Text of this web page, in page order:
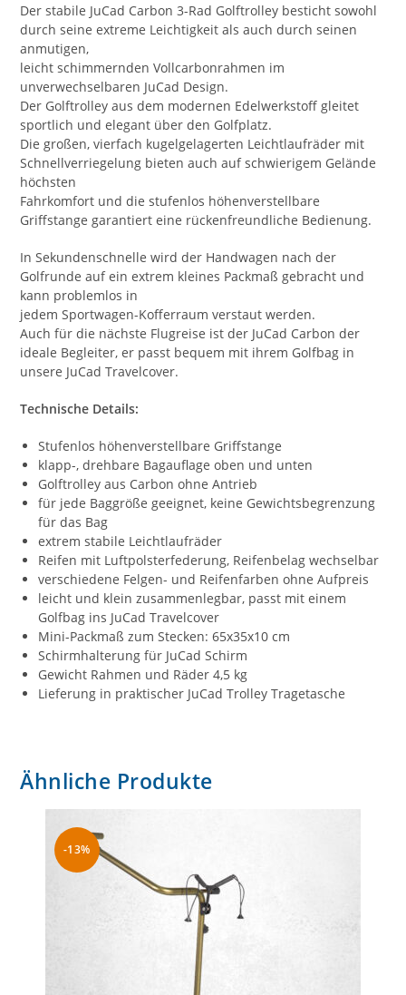
Der stabile JuCad Carbon 3-Rad Golftrolley besticht sowohl
durch seine extreme Leichtigkeit als auch durch seinen
anmutigen,
leicht schimmernden Vollcarbonrahmen im
unverwechselbaren JuCad Design.
Der Golftrolley aus dem modernen Edelwerkstoff gleitet
sportlich und elegant über den Golfplatz.
Die großen, vierfach kugelgelagerten Leichtlaufräder mit
Schnellverriegelung bieten auch auf schwierigem Gelände
höchsten
Fahrkomfort und die stufenlos höhenverstellbare
Griffstange garantiert eine rückenfreundliche Bedienung.
In Sekundenschnelle wird der Handwagen nach der
Golfrunde auf ein extrem kleines Packmaß gebracht und
kann problemlos in
jedem Sportwagen-Kofferraum verstaut werden.
Auch für die nächste Flugreise ist der JuCad Carbon der
ideale Begleiter, er passt bequem mit ihrem Golfbag in
unsere JuCad Travelcover.
Technische Details:
Stufenlos höhenverstellbare Griffstange
klapp-, drehbare Bagauflage oben und unten
Golftrolley aus Carbon ohne Antrieb
für jede Baggröße geeignet, keine Gewichtsbegrenzung
für das Bag
extrem stabile Leichtlaufräder
Reifen mit Luftpolsterfederung, Reifenbelag wechselbar
verschiedene Felgen- und Reifenfarben ohne Aufpreis
leicht und klein zusammenlegbar, passt mit einem
Golfbag ins JuCad Travelcover
Mini-Packmaß zum Stecken: 65x35x10 cm
Schirmhalterung für JuCad Schirm
Gewicht Rahmen und Räder 4,5 kg
Lieferung in praktischer JuCad Trolley Tragetasche
Ähnliche Produkte
-13%